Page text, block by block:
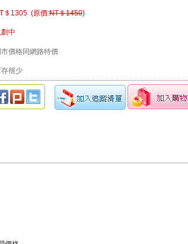
＄1305 (原價:NT＄1450)
中
市價格同網路特價
存很少